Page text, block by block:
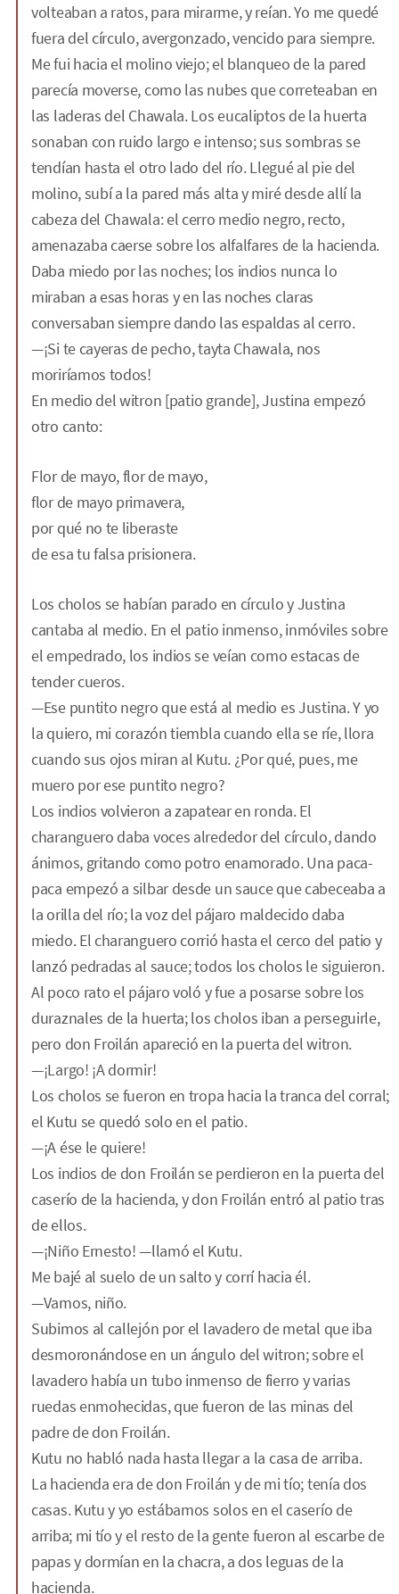
volteaban a ratos, para mirarme, y reían. Yo me quedé
fuera del círculo, avergonzado, vencido para siempre.
Me fui hacia el molino viejo; el blanqueo de la pared
parecía moverse, como las nubes que correteaban en
las laderas del Chawala. Los eucaliptos de la huerta
sonaban con ruido largo e intenso; sus sombras se
tendían hasta el otro lado del río. Llegué al pie del
molino, subí a la pared más alta y miré desde allí la
cabeza del Chawala: el cerro medio negro, recto,
amenazaba caerse sobre los alfalfares de la hacienda.
Daba miedo por las noches; los indios nunca lo
miraban a esas horas y en las noches claras
conversaban siempre dando las espaldas al cerro.
—¡Si te cayeras de pecho, tayta Chawala, nos
moriríamos todos!
En medio del witron [patio grande], Justina empezó
otro canto:
Flor de mayo, flor de mayo,
flor de mayo primavera,
por qué no te liberaste
de esa tu falsa prisionera.
Los cholos se habían parado en círculo y Justina
cantaba al medio. En el patio inmenso, inmóviles sobre
el empedrado, los indios se veían como estacas de
tender cueros.
—Ese puntito negro que está al medio es Justina. Y yo
la quiero, mi corazón tiembla cuando ella se ríe, llora
cuando sus ojos miran al Kutu. ¿Por qué, pues, me
muero por ese puntito negro?
Los indios volvieron a zapatear en ronda. El
charanguero daba voces alrededor del círculo, dando
ánimos, gritando como potro enamorado. Una paca-
paca empezó a silbar desde un sauce que cabeceaba a
la orilla del río; la voz del pájaro maldecido daba
miedo. El charanguero corrió hasta el cerco del patio y
lanzó pedradas al sauce; todos los cholos le siguieron.
Al poco rato el pájaro voló y fue a posarse sobre los
duraznales de la huerta; los cholos iban a perseguirle,
pero don Froilán apareció en la puerta del witron.
—¡Largo! ¡A dormir!
Los cholos se fueron en tropa hacia la tranca del corral;
el Kutu se quedó solo en el patio.
—¡A ése le quiere!
Los indios de don Froilán se perdieron en la puerta del
caserío de la hacienda, y don Froilán entró al patio tras
de ellos.
—¡Niño Ernesto! —llamó el Kutu.
Me bajé al suelo de un salto y corrí hacia él.
—Vamos, niño.
Subimos al callejón por el lavadero de metal que iba
desmoronándose en un ángulo del witron; sobre el
lavadero había un tubo inmenso de fierro y varias
ruedas enmohecidas, que fueron de las minas del
padre de don Froilán.
Kutu no habló nada hasta llegar a la casa de arriba.
La hacienda era de don Froilán y de mi tío; tenía dos
casas. Kutu y yo estábamos solos en el caserío de
arriba; mi tío y el resto de la gente fueron al escarbe de
papas y dormían en la chacra, a dos leguas de la
hacienda.